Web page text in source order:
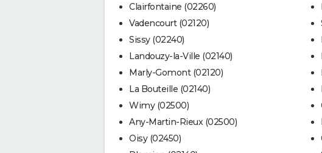
Clairfontaine (02260)
Vadencourt (02120)
Sissy (02240)
Landouzy-la-Ville (02140)
Marly-Gomont (02120)
La Bouteille (02140)
Wimy (02500)
Any-Martin-Rieux (02500)
Oisy (02450)